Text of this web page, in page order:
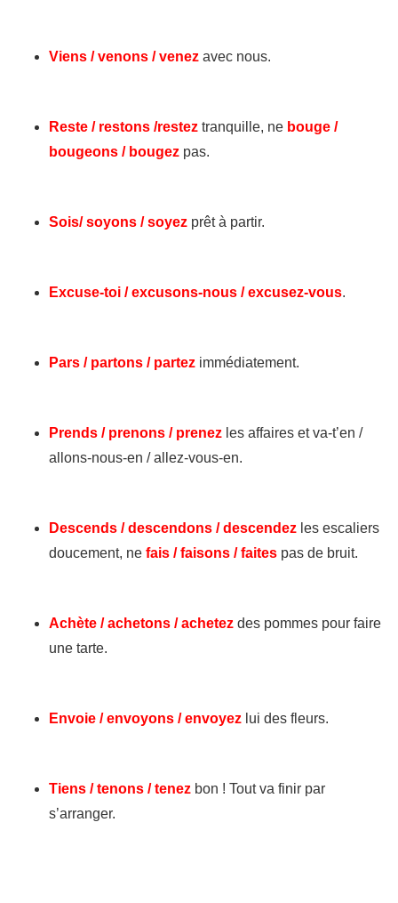
Viens / venons / venez avec nous.
Reste / restons /restez tranquille, ne bouge /
bougeons / bougez pas.
Sois/ soyons / soyez prêt à partir.
Excuse-toi / excusons-nous / excusez-vous.
Pars / partons / partez immédiatement.
Prends / prenons / prenez les affaires et va-t’en /
allons-nous-en / allez-vous-en.
Descends / descendons / descendez les escaliers
doucement, ne fais / faisons / faites pas de bruit.
Achète / achetons / achetez des pommes pour faire
une tarte.
Envoie / envoyons / envoyez lui des fleurs.
Tiens / tenons / tenez bon ! Tout va finir par
s’arranger.